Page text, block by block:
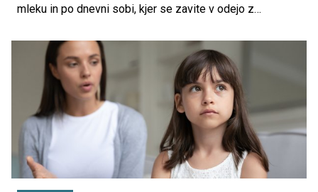
mleku in po dnevni sobi, kjer se zavite v odejo z
vonj po razkužilu, piskanje aparatov in dve uri na dan, ko
dobimo svoj zaklad na prsi. So bojazen, kaj se bo
zgodilo. So fizična bolečina, ki jo občutiš, ker ne moreš
pomagati svojemu otroku," se spominja Petra Znoj. Danes
ponosna mamica dveh zdaj že velikih borcev pomaga
drugim mamicam nedonošenčkov in tistim, ki bodo nekoč
hodile po njihovi poti.